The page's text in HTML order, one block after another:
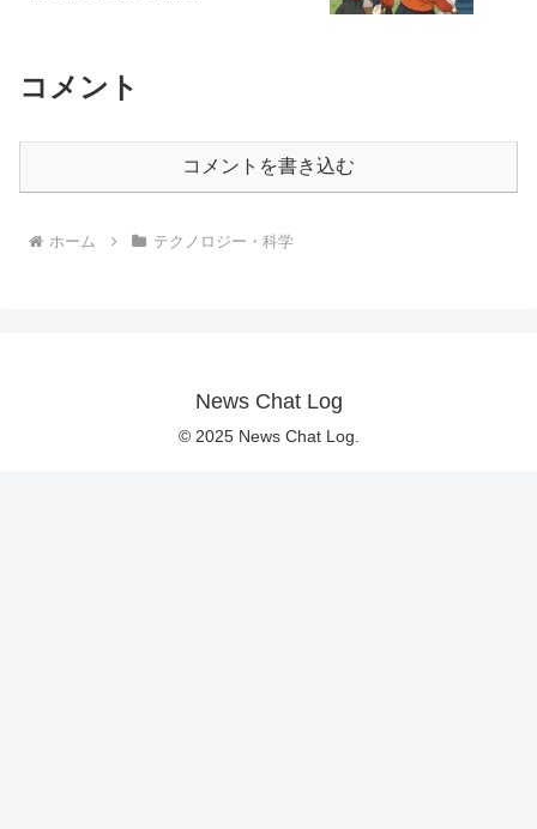
コメント
コメントを書き込む
ホーム テクノロジー・科学
News Chat Log
© 2025 News Chat Log.